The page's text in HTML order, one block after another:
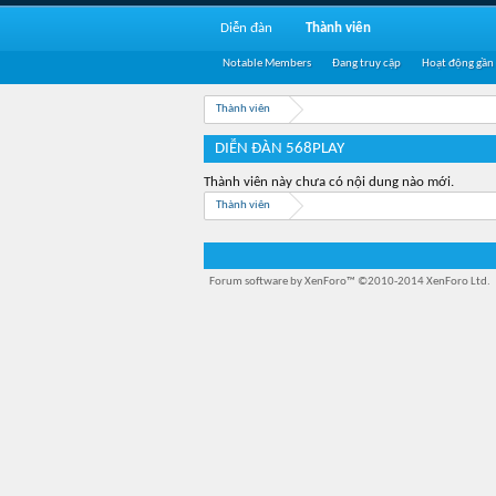
Thành viên
DIỄN ĐÀN 568PLAY
Thành viên này chưa có nội dung nào mới.
Thành viên
Diễn đàn Thành viên
Notable Members Đang truy cập Hoạt động gần
Forum software by XenForo™ ©2010-2014 XenForo Ltd.